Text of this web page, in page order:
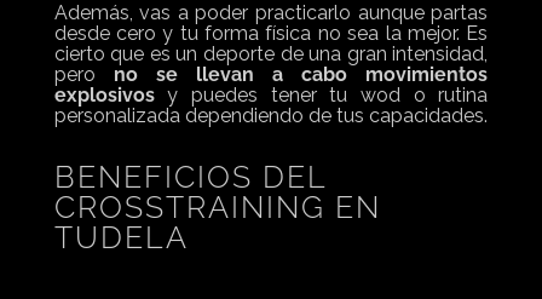
Además, vas a poder practicarlo aunque partas
desde cero y tu forma física no sea la mejor. Es
cierto que es un deporte de una gran intensidad,
pero no se llevan a cabo movimientos
explosivosy puedes tener tu wod o rutina
personalizada dependiendo de tus capacidades.
BENEFICIOS DEL
CROSSTRAINING EN
TUDELA